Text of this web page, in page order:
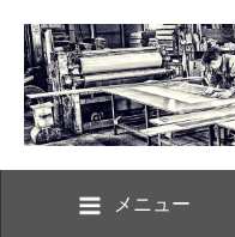
メニュー